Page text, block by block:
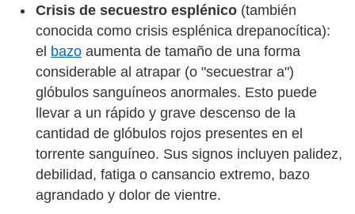
Crisis de secuestro esplénico (también
conocida como crisis esplénica drepanocítica):
el bazo aumenta de tamaño de una forma
considerable al atrapar (o "secuestrar a")
glóbulos sanguíneos anormales. Esto puede
llevar a un rápido y grave descenso de la
cantidad de glóbulos rojos presentes en el
torrente sanguíneo. Sus signos incluyen palidez,
debilidad, fatiga o cansancio extremo, bazo
agrandado y dolor de vientre.